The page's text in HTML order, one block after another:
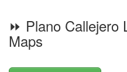
⏩ Plano Callejero
Maps